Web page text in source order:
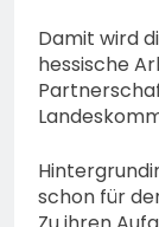
Damit wird
hessische
schon für